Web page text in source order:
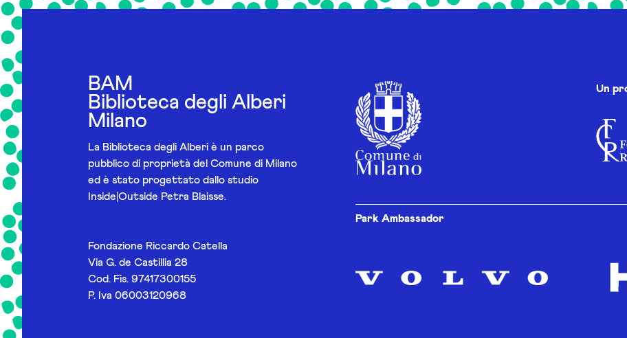
BAM
Biblioteca degli Alberi
Milano
La Biblioteca degli Alberi è un parco
pubblico di proprietà del Comune di Milano
ed è stato progettato dallo studio
Inside|Outside Petra Blaisse.
Fondazione Riccardo Catella
Via G. de Castillia 28
Cod. Fis. 97417300155
P. Iva 06003120968
Un
Park Ambassador